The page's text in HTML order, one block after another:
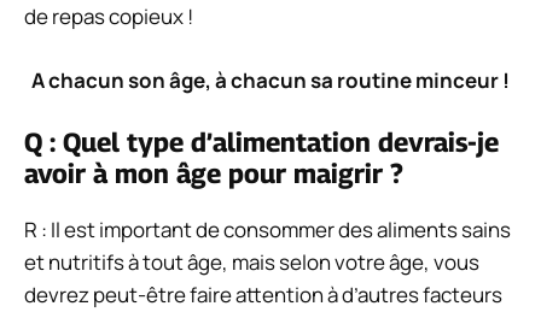
de repas copieux !
A chacun son âge, à chacun sa routine minceur !
Q : Quel type d’alimentation devrais-je
avoir à mon âge pour maigrir ?
R : Il est important de consommer des aliments sains
et nutritifs à tout âge, mais selon votre âge, vous
devrez peut-être faire attention à d’autres facteurs